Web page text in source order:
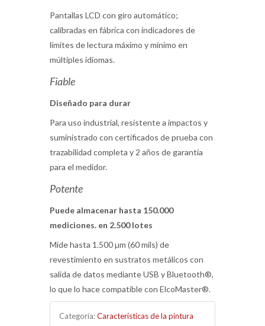
Pantallas LCD con giro automático;
calibradas en fábrica con indicadores de
límites de lectura máximo y mínimo en
múltiples idiomas.
Fiable
Diseñado para durar
Para uso industrial, resistente a impactos y
suministrado con certificados de prueba con
trazabilidad completa y 2 años de garantía
para el medidor.
Potente
Puede almacenar hasta 150.000
mediciones. en 2.500 lotes
Mide hasta 1.500 µm (60 mils) de
revestimiento en sustratos metálicos con
salida de datos mediante USB y Bluetooth®,
lo que lo hace compatible con ElcoMaster®.
Categoría:Características de la pintura